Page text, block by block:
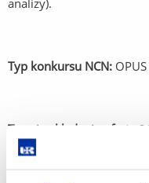
analizy).
Typ konkursu NCN:
Termin składania ofert :